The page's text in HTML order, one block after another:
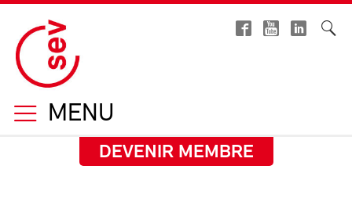
MENU
DEVENIR MEMBRE